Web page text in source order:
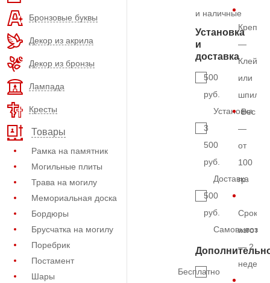
Бронзовые буквы
Декор из акрила
Декор из бронзы
Лампада
Кресты
Товары
Рамка на памятник
Могильные плиты
Трава на могилу
Мемориальная доска
Бордюры
Брусчатка на могилу
Поребрик
Постамент
Шары
и наличные
Установка
и
доставка
500
руб.
Установка
3
500
руб.
Доставка
500
руб.
Самовывоз
Бесплатно
—
Клей
или
Вес
—
от
100
гр.
Срок
— 2
недели